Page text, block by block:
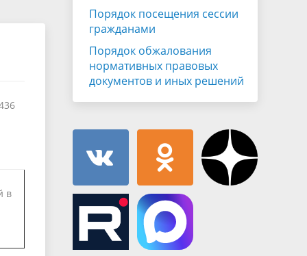
в
Порядок посещения сессии
гражданами
Порядок обжалования
нормативных правовых
документов и иных решений